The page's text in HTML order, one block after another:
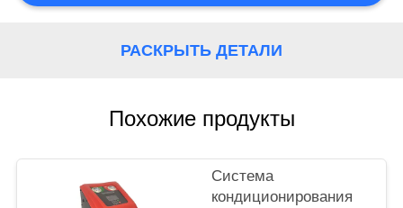
РАСКРЫТЬ ДЕТАЛИ
Похожие продукты
Система
кондиционирования